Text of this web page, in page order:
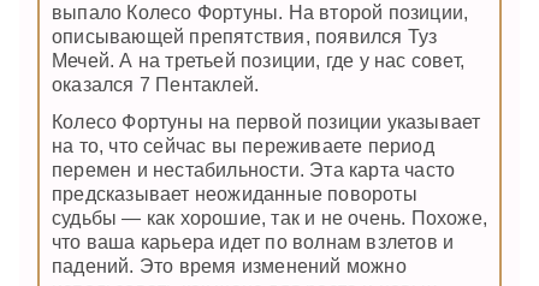
выпало Колесо Фортуны. На второй позиции,
описывающей препятствия, появился Туз
Мечей. А на третьей позиции, где у нас совет,
оказался 7 Пентаклей.
Колесо Фортуны на первой позиции указывает
на то, что сейчас вы переживаете период
перемен и нестабильности. Эта карта часто
предсказывает неожиданные повороты
судьбы — как хорошие, так и не очень. Похоже,
что ваша карьера идет по волнам взлетов и
падений. Это время изменений можно